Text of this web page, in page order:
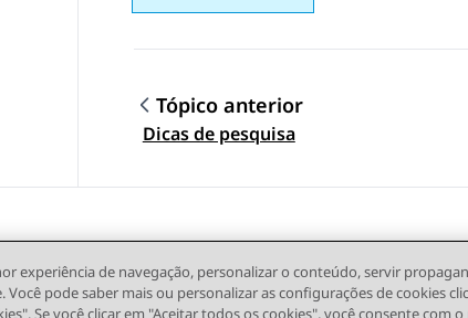
Topic navigation
Tópico anterior
Dicas de pesquisa
experiência de navegação, personalizar o conteúdo, servir
pode saber mais ou personalizar as configurações de cookies
Se você clicar em "Aceitar todos os cookies", você consente com o